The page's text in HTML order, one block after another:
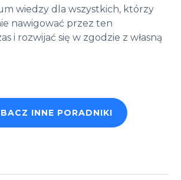
wiedzy dla wszystkich, którzy
nawigować przez ten
i rozwijać się w zgodzie z własną
INNE PORADNIKI